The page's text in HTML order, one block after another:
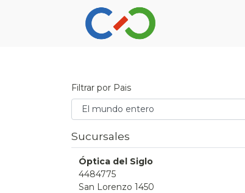
Filtrar por Pais
Sucursales
Óptica del Siglo
4484775
San Lorenzo 1450